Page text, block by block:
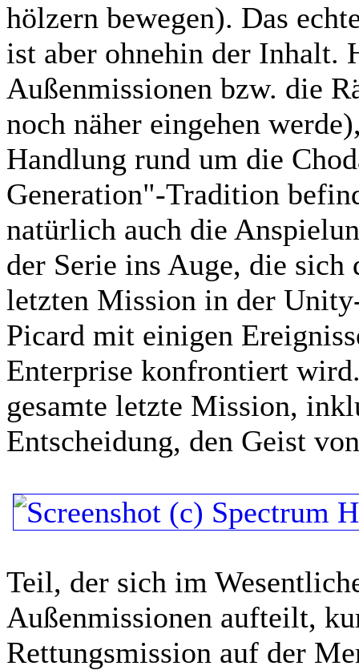
hölzern bewegen). Das
ist aber ohnehin der Inhalt.
Außenmissionen bzw. die
noch näher eingehen
Handlung rund um die
Generation"-Tradition
natürlich auch die
der Serie ins Auge, die sich
letzten Mission in der
Picard mit einigen
Enterprise konfrontiert
gesamte letzte Mission,
Entscheidung, den Geist
Teil, der sich im
Außenmissionen aufteilt,
Rettungsmission auf der